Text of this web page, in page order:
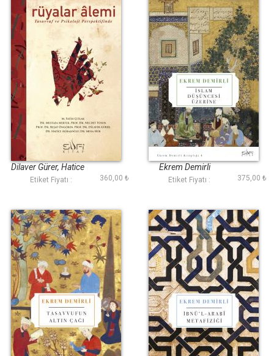
Rüyalar Alemi
Dilaver Gürer, Hatice
Alibaşoğlu, M. Fatih
Öngören
Etiket Fiyatı : 360,00 ₺
İslam Düşüncesi
Üzerine
Ekrem Demirli
Etiket Fiyatı : 375,00 ₺